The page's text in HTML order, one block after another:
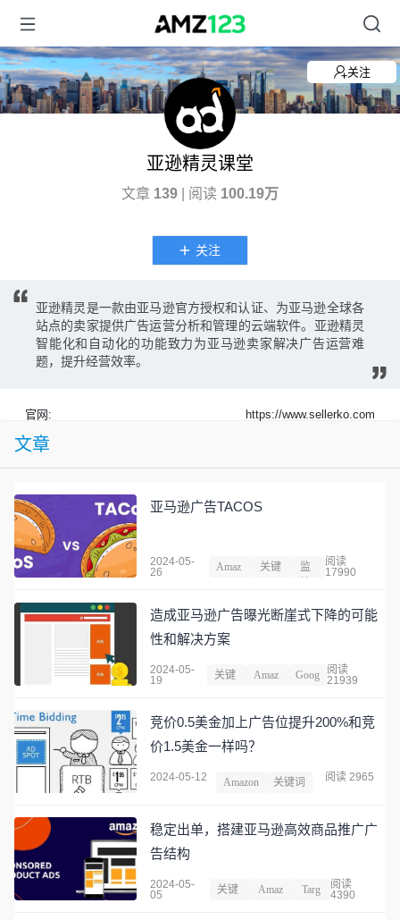
关注
亚逊精灵课堂
文章 139 | 阅读 100.19万
关注
亚逊精灵是一款由亚马逊官方授权和认证、为亚马逊全球各
站点的卖家提供广告运营分析和管理的云端软件。亚逊精灵
智能化和自动化的功能致力为亚马逊卖家解决广告运营难
题，提升经营效率。
官网: https://www.sellerko.com
文章
亚马逊广告TACOS
2024-05-
26
Amaz
关键
监
阅读
17990
造成亚马逊广告曝光断崖式下降的可能
性和解决方案
2024-05-
19
关键
Amaz
Goog
阅读
21939
竞价0.5美金加上广告位提升200%和竞
价1.5美金一样吗？
2024-05-12 Amazon 关键词 阅读 2965
稳定出单，搭建亚马逊高效商品推广广
告结构
2024-05-
05
关键
Amaz
Targ
阅读
4390